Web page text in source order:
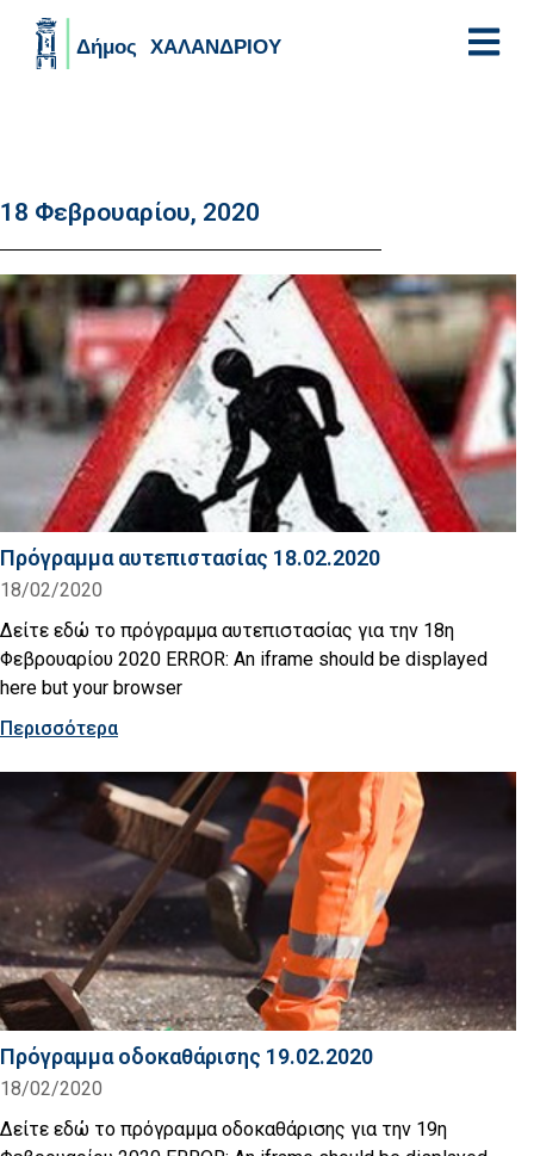
18 Φεβρουαρίου, 2020
Πρόγραμμα αυτεπιστασίας 18.02.2020
18/02/2020
Δείτε εδώ το πρόγραμμα αυτεπιστασίας για την 18η
Φεβρουαρίου 2020 ERROR: An iframe should be displayed
here but your browser
Περισσότερα
Πρόγραμμα οδοκαθάρισης 19.02.2020
18/02/2020
Δείτε εδώ το πρόγραμμα οδοκαθάρισης για την 19η